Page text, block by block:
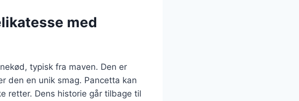
med
typisk fra maven. Den er
den en unik smag. Pancetta kan
retter. Dens historie går tilbage til